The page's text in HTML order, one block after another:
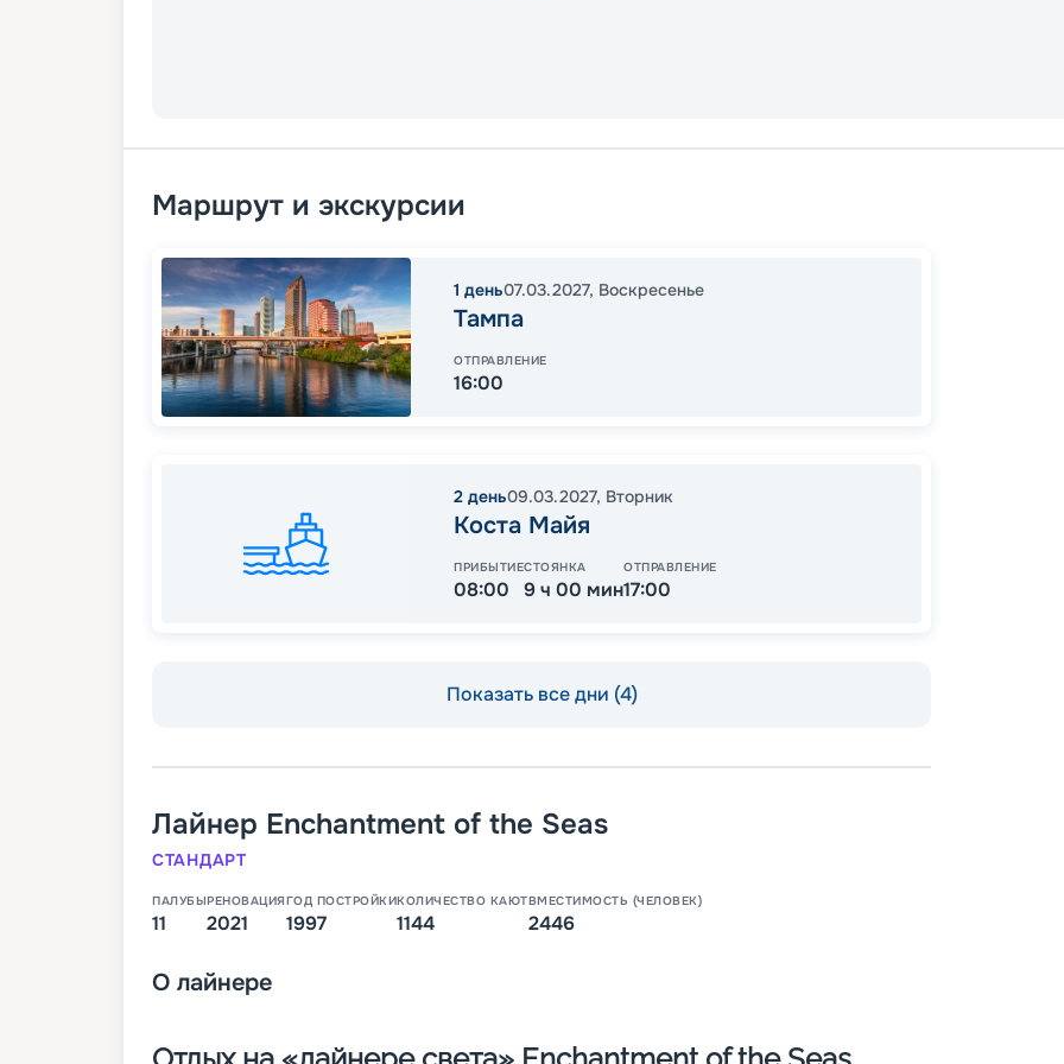
Маршрут и экскурсии
1 день07.03.2027, Воскресенье
Тампа
ОТПРАВЛЕНИЕ
16:00
2 день09.03.2027, Вторник
Коста Майя
ПРИБЫТИЕ
08:00
СТОЯНКА
9 ч 00 мин
ОТПРАВЛЕНИЕ
17:00
Показать все дни (4)
Лайнер Enchantment of the Seas
СТАНДАРТ
ПАЛУБЫ
11
РЕНОВАЦИЯ
2021
ГОД ПОСТРОЙКИ
1997
КОЛИЧЕСТВО КАЮТ
1144
ВМЕСТИМОСТЬ (ЧЕЛОВЕК)
2446
О лайнере